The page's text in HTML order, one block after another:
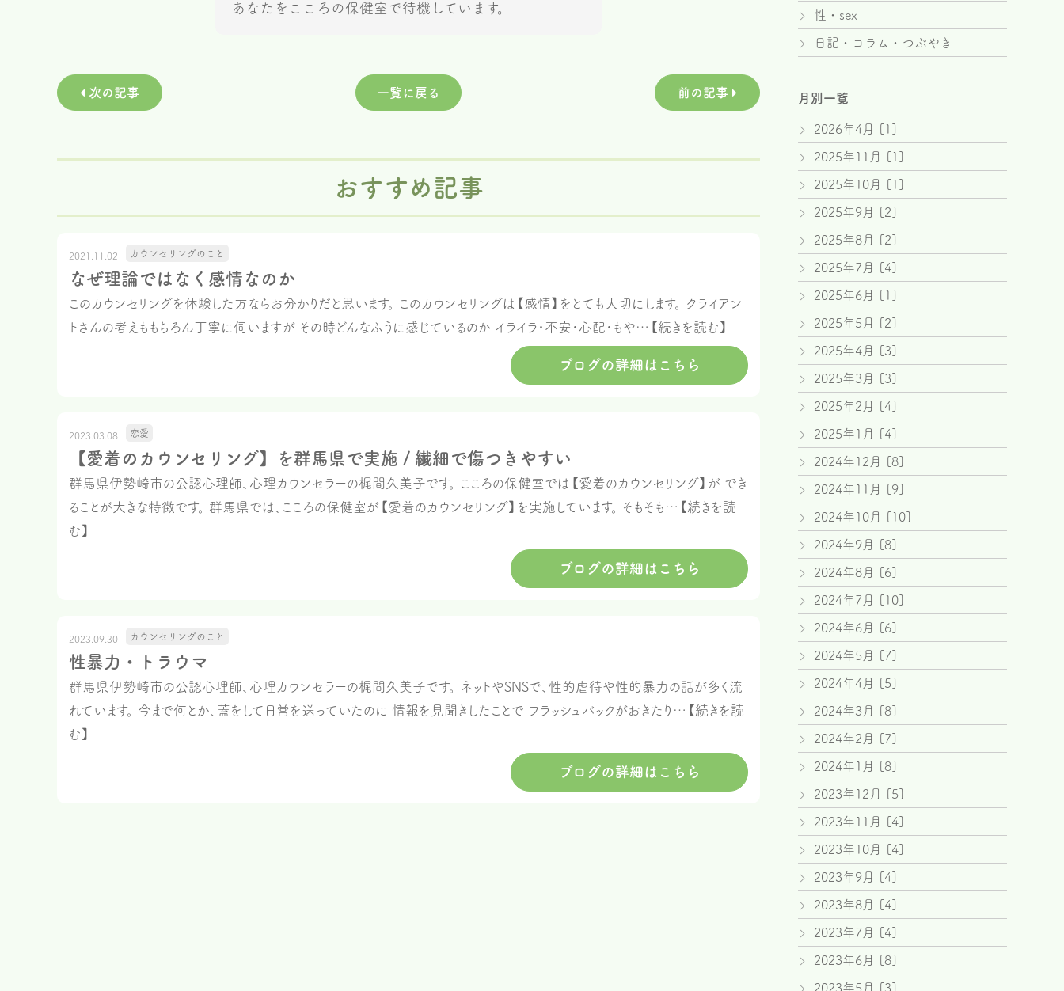
あなたをこころの保健室で待機しています。
次の記事 一覧に戻る 前の記事
おすすめ記事
2021.11.02 カウンセリングのこと
なぜ理論ではなく感情なのか
このカウンセリングを体験した方ならお分かりだと思います。 このカウンセリングは【感情】をとても大切にします。 クライアン
トさんの考えももちろん丁寧に伺いますが その時どんなふうに感じているのか イライラ・不安・心配・もや…【続きを読む】
ブログの詳細はこちら
2023.03.08 恋愛
【愛着のカウンセリング】を群馬県で実施 / 繊細で傷つきやすい
群馬県伊勢崎市の公認心理師、心理カウンセラーの梶間久美子です。 こころの保健室では【愛着のカウンセリング】が でき
ることが大きな特徴です。 群馬県では、こころの保健室が【愛着のカウンセリング】を実施しています。 そもそも…【続きを読
む】
ブログの詳細はこちら
2023.09.30 カウンセリングのこと
性暴力・トラウマ
群馬県伊勢崎市の公認心理師、心理カウンセラーの梶間久美子です。 ネットやSNSで、性的虐待や性的暴力の話が多く流
れています。 今まで何とか、蓋をして日常を送っていたのに 情報を見聞きしたことで フラッシュバックがおきたり…【続きを読
む】
ブログの詳細はこちら
性・sex
日記・コラム・つぶやき
月別一覧
2026年4月 [1]
2025年11月 [1]
2025年10月 [1]
2025年9月 [2]
2025年8月 [2]
2025年7月 [4]
2025年6月 [1]
2025年5月 [2]
2025年4月 [3]
2025年3月 [3]
2025年2月 [4]
2025年1月 [4]
2024年12月 [8]
2024年11月 [9]
2024年10月 [10]
2024年9月 [8]
2024年8月 [6]
2024年7月 [10]
2024年6月 [6]
2024年5月 [7]
2024年4月 [5]
2024年3月 [8]
2024年2月 [7]
2024年1月 [8]
2023年12月 [5]
2023年11月 [4]
2023年10月 [4]
2023年9月 [4]
2023年8月 [4]
2023年7月 [4]
2023年6月 [8]
2023年5月 [3]